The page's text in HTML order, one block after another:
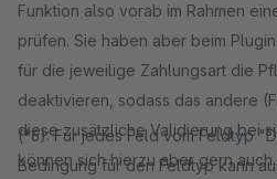
Funktion also vorab im Rahmen einer
prüfen. Sie haben aber beim
für die jeweilige Zahlungsart die
deaktivieren, sodass das andere (Fremdanbieter-)Plugin
diese zusätzliche Validierung bei sich mit integrieren kann. Sie
können sich hierzu aber gern auch an unsere
(*6): Für jedes Feld vom Feldtyp
Bedingung für den Feldtyp kann